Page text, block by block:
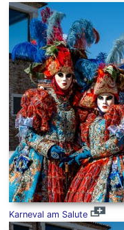
Karneval am Salute